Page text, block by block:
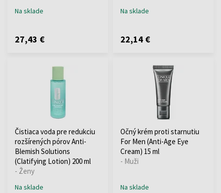
Na sklade
27,43 €
Na sklade
22,14 €
Čistiaca voda pre redukciu
rozšírených pórov Anti-
Blemish Solutions
(Clatifying Lotion) 200 ml
- Ženy
Na sklade
Očný krém proti starnutiu
For Men (Anti-Age Eye
Cream) 15 ml
- Muži
Na sklade